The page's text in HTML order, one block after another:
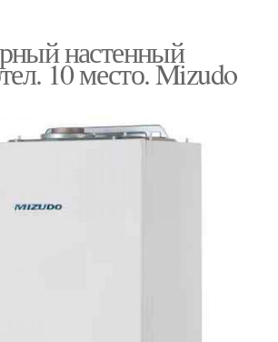
настенный
10 место. Mizudo